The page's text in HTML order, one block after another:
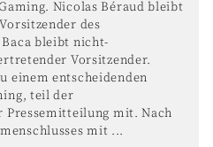
Nicolas Béraud bleibt
des
bleibt nicht-
Vorsitzender.
einem entscheidenden
teil der
mit. Nach
mit ...